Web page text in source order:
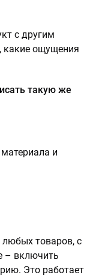
с другим
какие ощущения
такую же
и
товаров, с
– включить
Это работает